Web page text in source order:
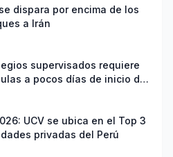
dispara por encima de los
a Irán
supervisados requiere
a pocos días de inicio del
UCV se ubica en el Top 3
privadas del Perú